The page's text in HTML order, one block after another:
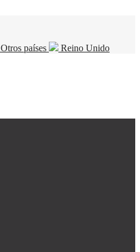
Otros países
Reino Unido